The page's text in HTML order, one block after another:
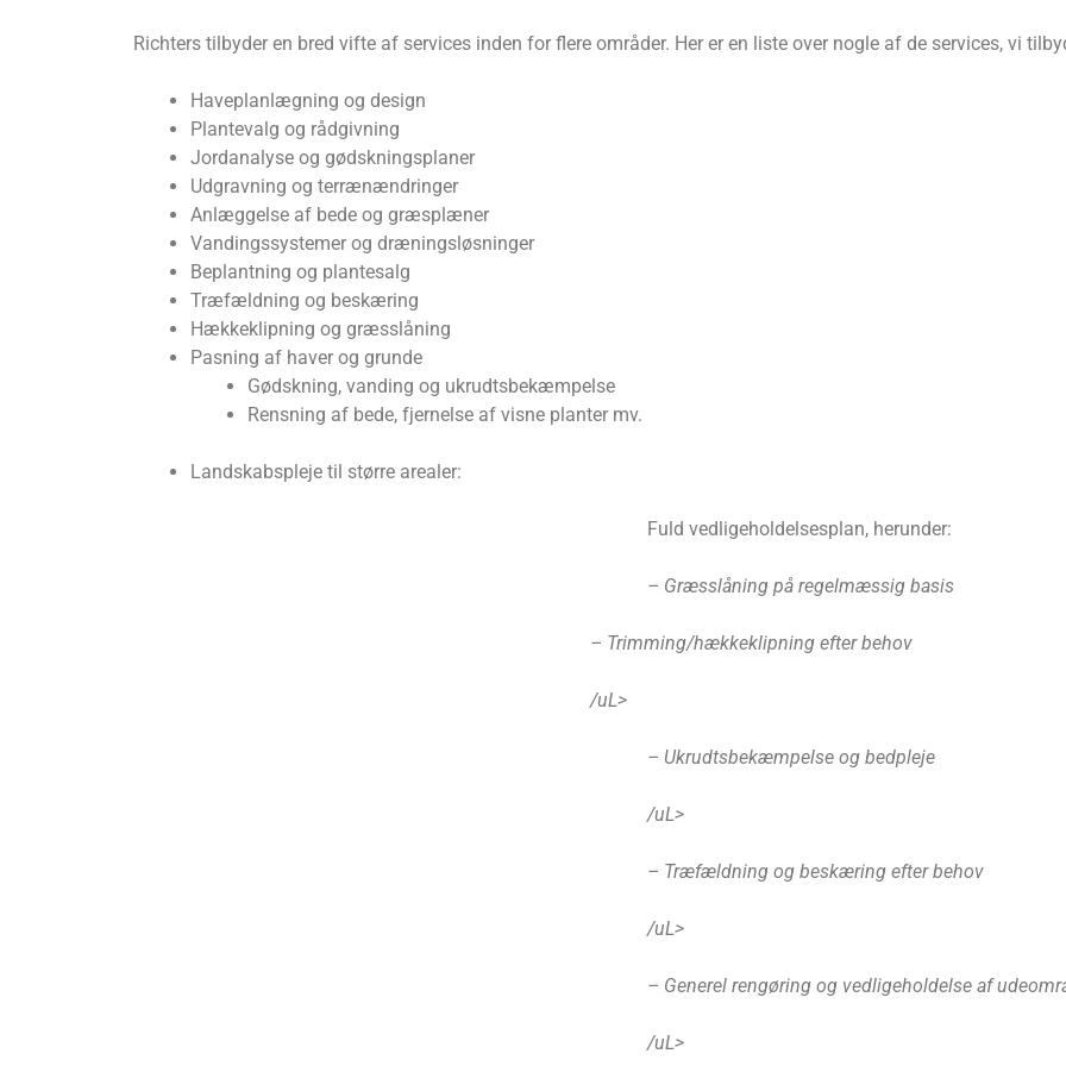
Richters tilbyder en bred vifte af services inden for flere områder. Her er en liste over nogle af de services, vi
Haveplanlægning og design
Plantevalg og rådgivning
Jordanalyse og gødskningsplaner
Udgravning og terrænændringer
Anlæggelse af bede og græsplæner
Vandingssystemer og dræningsløsninger
Beplantning og plantesalg
Træfældning og beskæring
Hækkeklipning og græsslåning
Pasning af haver og grunde
Gødskning, vanding og ukrudtsbekæmpelse
Rensning af bede, fjernelse af visne planter mv.
Landskabspleje til større arealer:
Fuld vedligeholdelsesplan, herunder:
– Græsslåning på regelmæssig basis
– Trimming/hækkeklipning efter behov
/uL>
– Ukrudtsbekæmpelse og bedpleje
/uL>
– Træfældning og beskæring efter behov
/uL>
– Generel rengøring og vedligeholdelse af
/uL>